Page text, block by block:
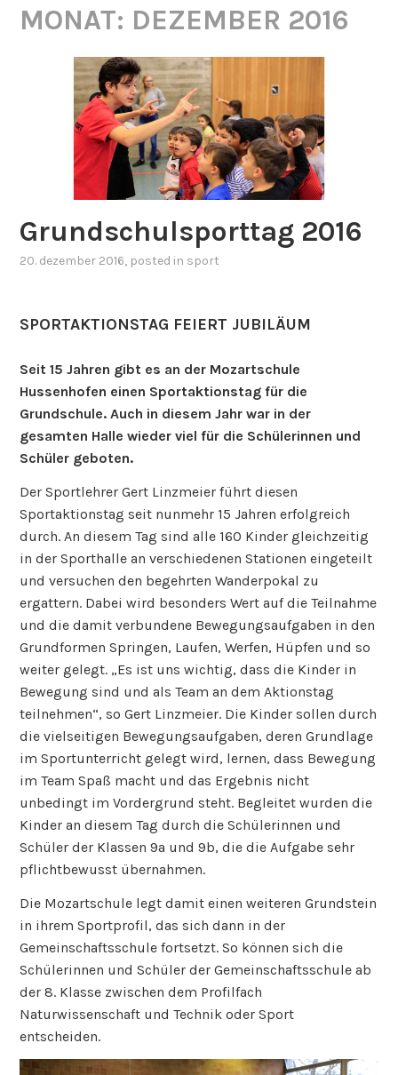
MONAT: DEZEMBER 2016
Grundschulsporttag 2016
20. dezember 2016, posted in sport
SPORTAKTIONSTAG FEIERT JUBILÄUM
Seit 15 Jahren gibt es an der Mozartschule
Hussenhofen einen Sportaktionstag für die
Grundschule. Auch in diesem Jahr war in der
gesamten Halle wieder viel für die Schülerinnen und
Schüler geboten.
Der Sportlehrer Gert Linzmeier führt diesen
Sportaktionstag seit nunmehr 15 Jahren erfolgreich
durch. An diesem Tag sind alle 160 Kinder gleichzeitig
in der Sporthalle an verschiedenen Stationen eingeteilt
und versuchen den begehrten Wanderpokal zu
ergattern. Dabei wird besonders Wert auf die Teilnahme
und die damit verbundene Bewegungsaufgaben in den
Grundformen Springen, Laufen, Werfen, Hüpfen und so
weiter gelegt. „Es ist uns wichtig, dass die Kinder in
Bewegung sind und als Team an dem Aktionstag
teilnehmen“, so Gert Linzmeier. Die Kinder sollen durch
die vielseitigen Bewegungsaufgaben, deren Grundlage
im Sportunterricht gelegt wird, lernen, dass Bewegung
im Team Spaß macht und das Ergebnis nicht
unbedingt im Vordergrund steht. Begleitet wurden die
Kinder an diesem Tag durch die Schülerinnen und
Schüler der Klassen 9a und 9b, die die Aufgabe sehr
pflichtbewusst übernahmen.
Die Mozartschule legt damit einen weiteren Grundstein
in ihrem Sportprofil, das sich dann in der
Gemeinschaftsschule fortsetzt. So können sich die
Schülerinnen und Schüler der Gemeinschaftsschule ab
der 8. Klasse zwischen dem Profilfach
Naturwissenschaft und Technik oder Sport
entscheiden.